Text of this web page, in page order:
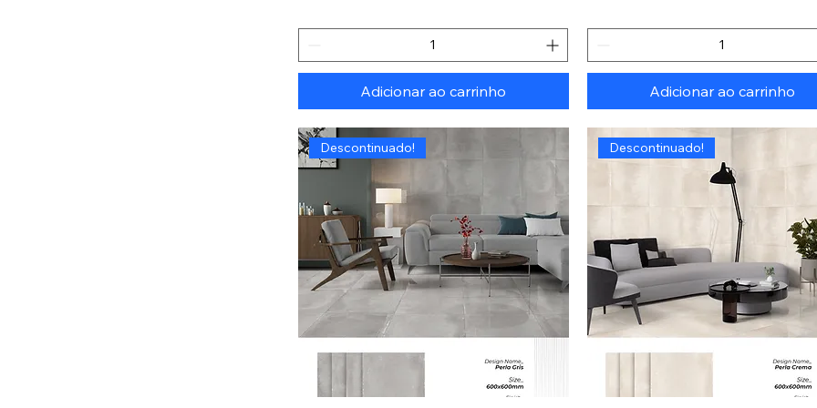
Adicionar ao carrinho Adicionar ao carrinho
Descontinuado! Descontinuado!